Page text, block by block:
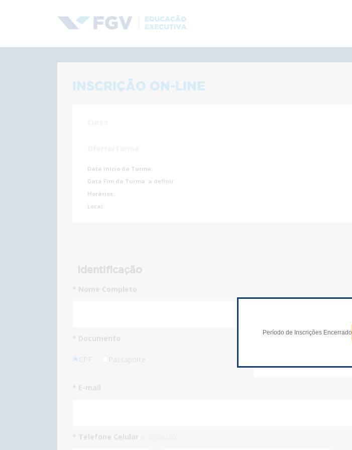
INSCRIÇÃO ON-LINE
Data Início da Turma:
Data Fim da Turma: a definir
Horários:
Local:
Identificação
* Nome Completo
* Documento
CPF Passaporte
* Número Documento
* E-mail
* Telefone Celular
Período de Inscrições Encerrado